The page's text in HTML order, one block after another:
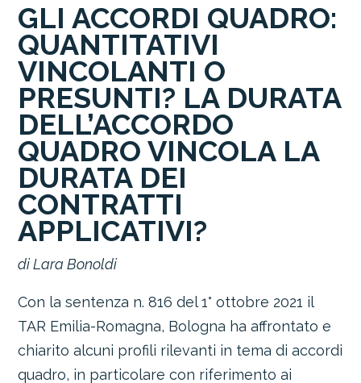
GLI ACCORDI QUADRO:
QUANTITATIVI
VINCOLANTI O
PRESUNTI? LA DURATA
DELL’ACCORDO
QUADRO VINCOLA LA
DURATA DEI
CONTRATTI
APPLICATIVI?
di Lara Bonoldi
Con la sentenza n. 816 del 1° ottobre 2021 il
TAR Emilia-Romagna, Bologna ha affrontato e
chiarito alcuni profili rilevanti in tema di accordi
quadro, in particolare con riferimento ai